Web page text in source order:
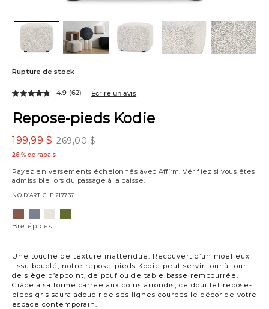
Rupture de stock
Repose-pieds Kodie
269,00 $
199,99 $
26 % de rabais
Payez en versements échelonnés avec Affirm. Vérifiez si vous êtes
admissible lors du passage à la caisse.
NO D’ARTICLE 217737
Une touche de texture inattendue. Recouvert d’un moelleux
tissu bouclé, notre repose-pieds Kodie peut servir tour à tour
de siège d’appoint, de pouf ou de table basse rembourrée.
Grâce à sa forme carrée aux coins arrondis, ce douillet repose-
pieds gris saura adoucir de ses lignes courbes le décor de votre
espace contemporain.
4.9 (62) Écrire un avis
Variations
épicesdenimivoire
Bre épices